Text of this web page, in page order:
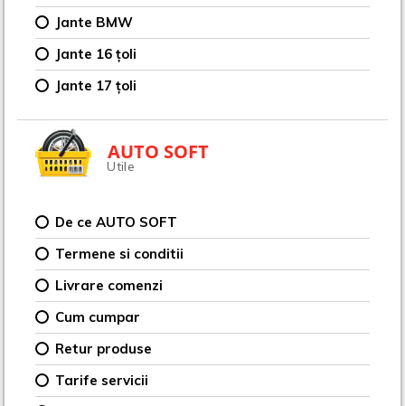
Jante BMW
Jante 16 țoli
Jante 17 țoli
AUTO SOFT
Utile
De ce AUTO SOFT
Termene si conditii
Livrare comenzi
Cum cumpar
Retur produse
Tarife servicii